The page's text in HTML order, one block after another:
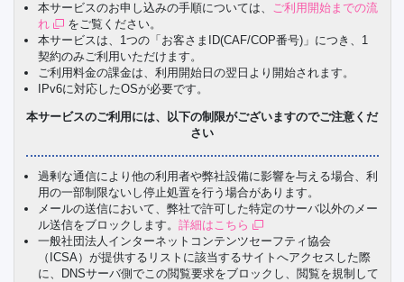
本サービスのお申し込みの手順については、 ご利用開始までの流
れ
をご覧ください。
本サービスは、1つの「お客さまID(CAF/COP番号)」につき、1
契約のみご利用いただけます。
ご利用料金の課金は、利用開始日の翌日より開始されます。
IPv6に対応したOSが必要です。
本サービスのご利用には、以下の制限がございますのでご注意くだ
さい
過剰な通信により他の利用者や弊社設備に影響を与える場合、利
用の一部制限ないし停止処置を行う場合があります。
メールの送信において、弊社で許可した特定のサーバ以外のメー
ル送信をブロックします。 詳細はこちら
一般社団法人インターネットコンテンツセーフティ協会
（ICSA）が提供するリストに該当するサイトへアクセスした際
に、DNSサーバ側でこの閲覧要求をブロックし、閲覧を規制して